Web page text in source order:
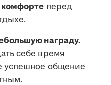
комфорте перед
награду.
себе время
успешное общение